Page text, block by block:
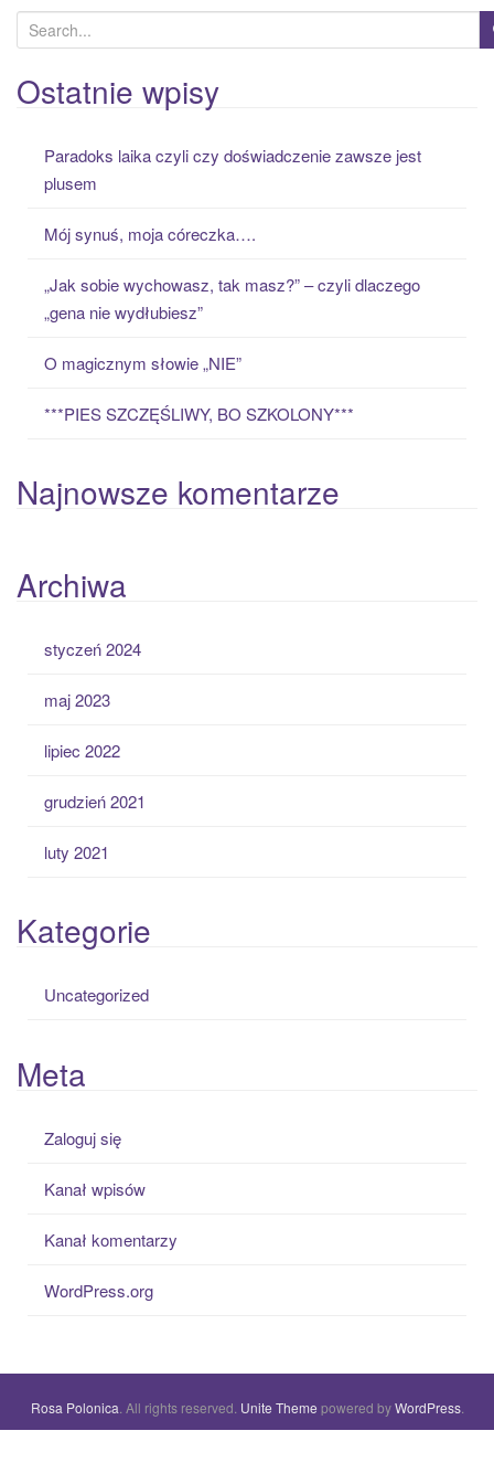
e
a
r
Ostatnie wpisy
Paradoks laika czyli czy doświadczenie zawsze jest
plusem
Mój synuś, moja córeczka….
„Jak sobie wychowasz, tak masz?” – czyli dlaczego
„gena nie wydłubiesz”
O magicznym słowie „NIE”
***PIES SZCZĘŚLIWY, BO SZKOLONY***
Najnowsze komentarze
Archiwa
styczeń 2024
maj 2023
lipiec 2022
grudzień 2021
luty 2021
Kategorie
Uncategorized
Meta
Zaloguj się
Kanał wpisów
Kanał komentarzy
WordPress.org
Rosa Polonica . All rights reserved. Unite Theme powered byWordPress.